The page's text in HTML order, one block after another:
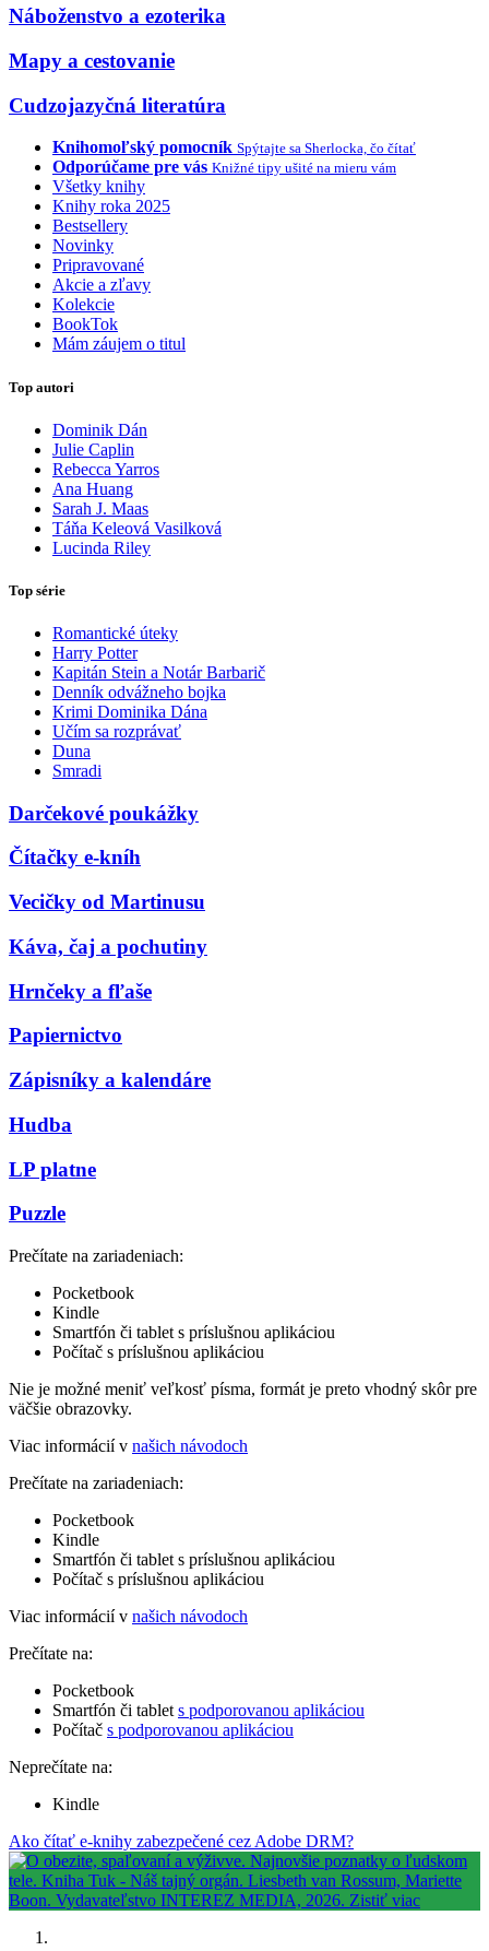
Náboženstvo a ezoterika
Mapy a cestovanie
Cudzojazyčná literatúra
Knihomoľský pomocník Spýtajte sa Sherlocka, čo čítať
Odporúčame pre vás Knižné tipy ušité na mieru vám
Všetky knihy
Knihy roka 2025
Bestsellery
Novinky
Pripravované
Akcie a zľavy
Kolekcie
BookTok
Mám záujem o titul
Top autori
Dominik Dán
Julie Caplin
Rebecca Yarros
Ana Huang
Sarah J. Maas
Táňa Keleová Vasilková
Lucinda Riley
Top série
Romantické úteky
Harry Potter
Kapitán Stein a Notár Barbarič
Denník odvážneho bojka
Krimi Dominika Dána
Učím sa rozprávať
Duna
Smradi
Darčekové poukážky
Čítačky e-kníh
Vecičky od Martinusu
Káva, čaj a pochutiny
Hrnčeky a fľaše
Papiernictvo
Zápisníky a kalendáre
Hudba
LP platne
Puzzle
Prečítate na zariadeniach:
Pocketbook
Kindle
Smartfón či tablet s príslušnou aplikáciou
Počítač s príslušnou aplikáciou
Nie je možné meniť veľkosť písma, formát je preto vhodný skôr pre
väčšie obrazovky.
Viac informácií v našich návodoch
Prečítate na zariadeniach:
Pocketbook
Kindle
Smartfón či tablet s príslušnou aplikáciou
Počítač s príslušnou aplikáciou
Viac informácií v našich návodoch
Prečítate na:
Pocketbook
Smartfón či tablet s podporovanou aplikáciou
Počítač s podporovanou aplikáciou
Neprečítate na:
Kindle
Ako čítať e-knihy zabezpečené cez Adobe DRM?